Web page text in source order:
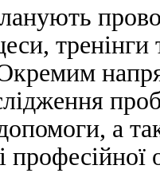
Окремим
а
професійної